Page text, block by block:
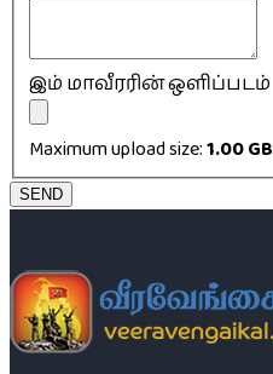
இம் மாவீரரின் ஒளிப்படம்
Maximum upload size:1.00 GB
SEND